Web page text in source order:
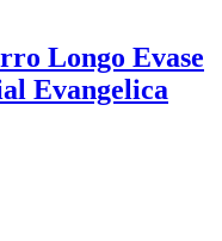
Longo Evase
Evangelica